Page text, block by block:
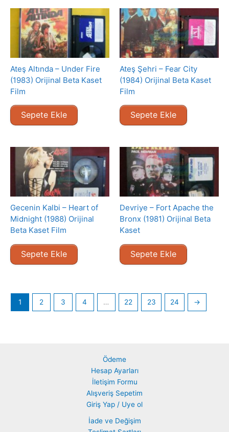
Ateş Altında – Under Fire
(1983) Orijinal Beta Kaset
Film
Sepete Ekle
Ateş Şehri – Fear City
(1984) Orijinal Beta Kaset
Film
Sepete Ekle
Gecenin Kalbi – Heart of
Midnight (1988) Orijinal
Beta Kaset Film
Sepete Ekle
Devriye – Fort Apache the
Bronx (1981) Orijinal Beta
Kaset
Sepete Ekle
1 2 3 4 … 22 23 24 →
Ödeme
Hesap Ayarları
İletişim Formu
Alışveriş Sepetim
Giriş Yap / Uye ol
İade ve Değişim